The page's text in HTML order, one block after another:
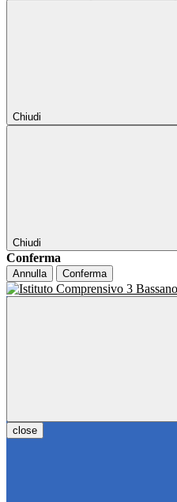
Chiudi
Chiudi
Conferma
Annulla Conferma
close